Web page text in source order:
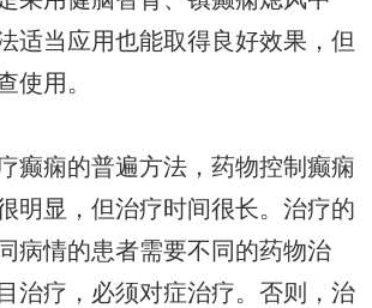
适当应用也能取得良好效果，但
使用。
癫痫的普遍方法，药物控制癫痫
明显，但治疗时间很长。治疗的
病情的患者需要不同的药物治
治疗，必须对症治疗。否则，治